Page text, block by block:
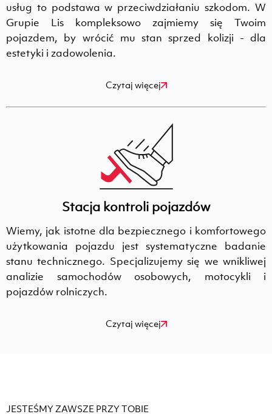
usług to podstawa w przeciwdziałaniu szkodom. W
Grupie Lis kompleksowo zajmiemy się Twoim
pojazdem, by wrócić mu stan sprzed kolizji - dla
estetyki i zadowolenia.
Czytaj więcej
Stacja kontroli pojazdów
Wiemy, jak istotne dla bezpiecznego i komfortowego
użytkowania pojazdu jest systematyczne badanie
stanu technicznego. Specjalizujemy się we wnikliwej
analizie samochodów osobowych, motocykli i
pojazdów rolniczych.
Czytaj więcej
JESTEŚMY ZAWSZE PRZY TOBIE